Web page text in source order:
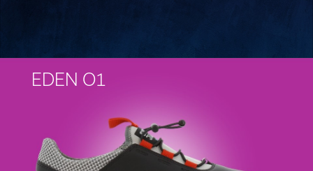
EDEN O1